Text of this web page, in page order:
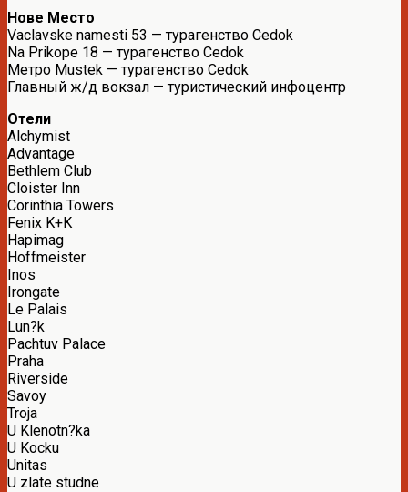
Нове Место
Vaclavske namesti 53 — турагенство Cedok
Na Prikope 18 — турагенство Cedok
Метро Mustek — турагенство Cedok
Главный ж/д вокзал — туристический инфоцентр
Отели
Alchymist
Advantage
Bethlem Club
Cloister Inn
Corinthia Towers
Fenix K+K
Hapimag
Hoffmeister
Inos
Irongate
Le Palais
Lun?k
Pachtuv Palace
Praha
Riverside
Savoy
Troja
U Klenotn?ka
U Kocku
Unitas
U zlate studne